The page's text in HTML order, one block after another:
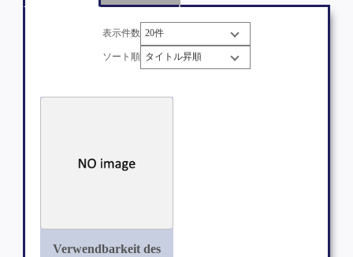
表示件数
ソート順
Verwendbarkeit des